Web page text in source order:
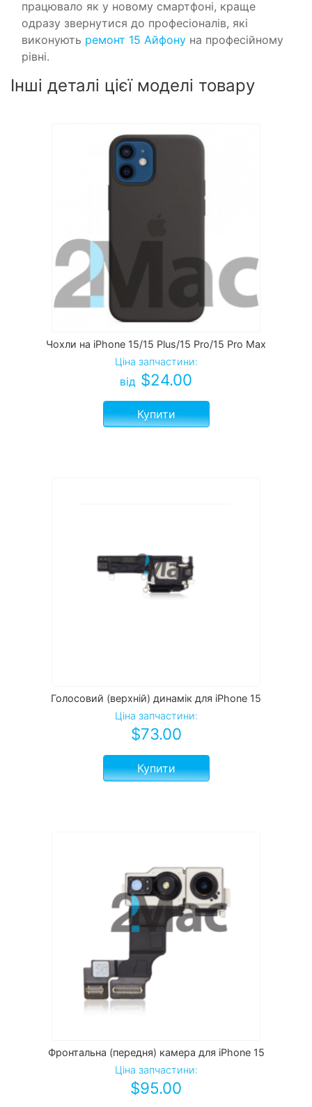
працювало як у новому смартфоні, краще
одразу звернутися до професіоналів, які
виконують ремонт 15 Айфону на професійному
рівні.
Інші деталі цієї моделі товару
Чохли на iPhone 15/15 Plus/15 Pro/15 Pro Max
Ціна запчастини:
від $24.00
Купити
Голосовий (верхній) динамік для iPhone 15
Ціна запчастини:
$73.00
Купити
Фронтальна (передня) камера для iPhone 15
Ціна запчастини:
$95.00